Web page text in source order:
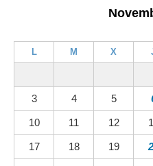
L M X
3 4 5
10 11 12
17 18 19